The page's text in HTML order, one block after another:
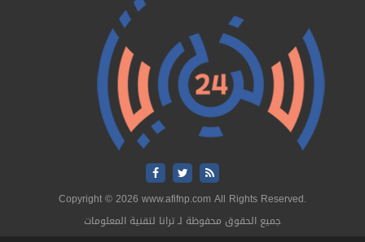
Copyright © 2026 www.afifnp.com All Rights Reserved.
جميع الحقوق محفوظة لـ ترانا لتقنية المعلومات